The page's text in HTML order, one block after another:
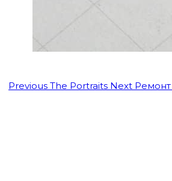
Previous The Portraits Next